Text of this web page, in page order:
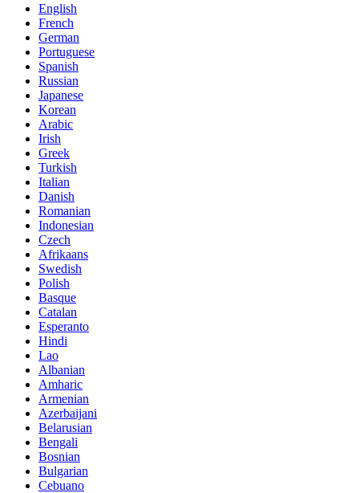
English
French
German
Portuguese
Spanish
Russian
Japanese
Korean
Arabic
Irish
Greek
Turkish
Italian
Danish
Romanian
Indonesian
Czech
Afrikaans
Swedish
Polish
Basque
Catalan
Esperanto
Hindi
Lao
Albanian
Amharic
Armenian
Azerbaijani
Belarusian
Bengali
Bosnian
Bulgarian
Cebuano